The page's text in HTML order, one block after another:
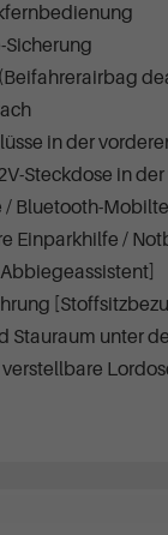
Sicherung
in der
Steckdose in
/ Bluetooth-
Einparkhilfe /
unter